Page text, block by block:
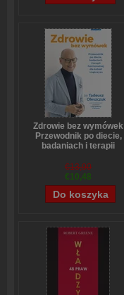
Zdrowie bez wymówek
Przewodnik po diecie,
badaniach i terapii
mężczyzn
Tadeusz Oleszczuk
€13,90
€10,48